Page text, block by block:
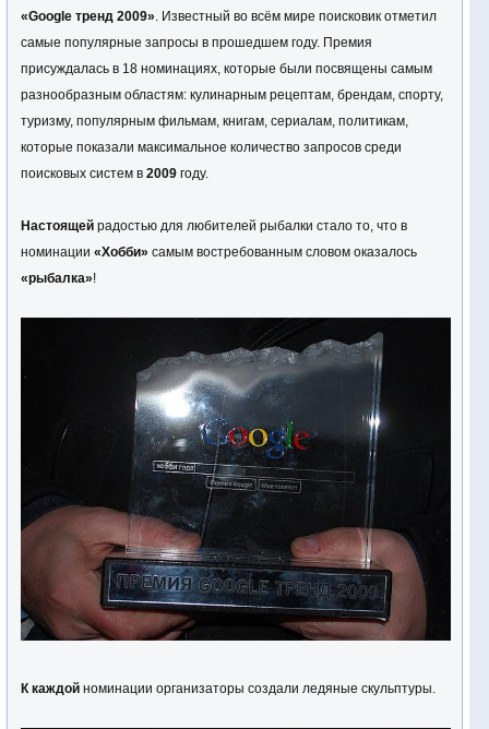
«Google тренд 2009». Известный во всём мире поисковик отметил
самые популярные запросы в прошедшем году. Премия
присуждалась в 18 номинациях, которые были посвящены самым
разнообразным областям: кулинарным рецептам, брендам, спорту,
туризму, популярным фильмам, книгам, сериалам, политикам,
которые показали максимальное количество запросов среди
поисковых систем в 2009 году.
Настоящей радостью для любителей рыбалки стало то, что в
номинации «Хобби» самым востребованным словом оказалось
«рыбалка»!
К каждой номинации организаторы создали ледяные скульптуры.